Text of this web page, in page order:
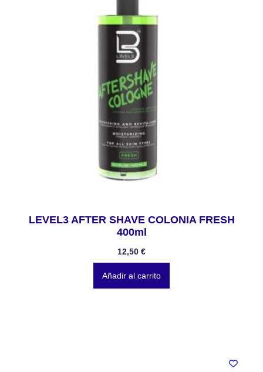
LEVEL3 AFTER SHAVE COLONIA FRESH
400ml
12,50 €
Añadir al carrito